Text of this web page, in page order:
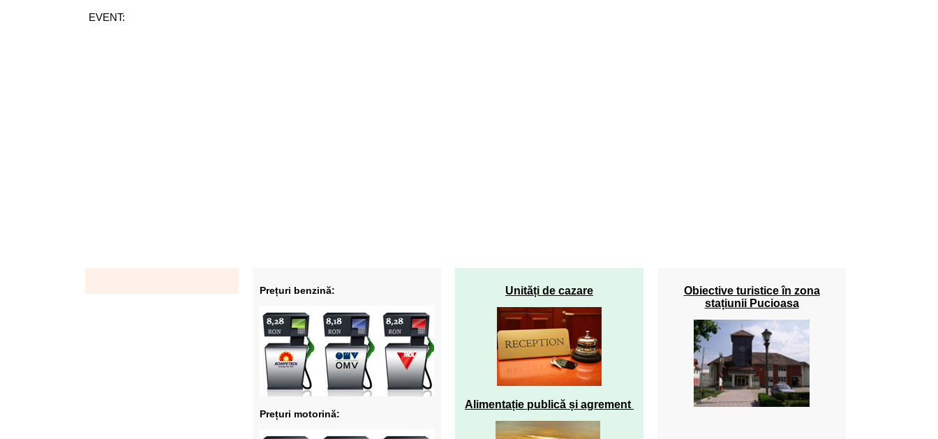
EVENT:
Prețuri benzină:
Prețuri motorină:
Unități de cazare
Alimentație publică și agrement
Obiective turistice în zona
stațiunii Pucioasa